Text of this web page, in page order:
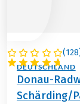
(128
ÖSTERREICH /
DEUTSCHLAND
Donau-
Schärding/